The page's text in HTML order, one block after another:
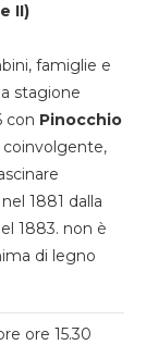
II)
famiglie e
stagione
con Pinocchio
1881 dalla
1883. non è
di legno
ore 15.30